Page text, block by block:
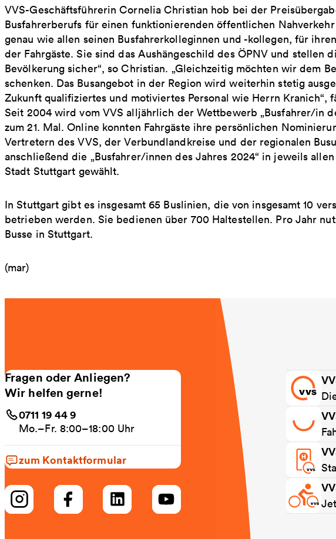
VVS-Geschäftsführerin Cornelia Christian hob bei der
Busfahrerberufs für einen funktionierenden öffentlichen
genau wie allen seinen Busfahrerkolleginnen und -kollegen, für
der Fahrgäste. Sie sind das Aushängeschild des ÖPNV und stellen
Bevölkerung sicher“, so Christian. „Gleichzeitig möchten wir dem
schenken. Das Busangebot in der Region wird weiterhin stetig
Zukunft qualifiziertes und motiviertes Personal wie Herrn Kranich“,
Seit 2004 wird vom VVS alljährlich der Wettbewerb „Busfahrer/in
zum 21. Mal. Online konnten Fahrgäste ihre persönlichen
Vertretern des VVS, der Verbundlandkreise und der regionalen
anschließend die „Busfahrer/innen des Jahres 2024“ in jeweils
Stadt Stuttgart gewählt.
In Stuttgart gibt es insgesamt 65 Buslinien, die von insgesamt 10
betrieben werden. Sie bedienen über 700 Haltestellen. Pro Jahr
Busse in Stuttgart.
(mar)
Fragen oder Anliegen?
Wir helfen gerne!
0711 19 44 9
Mo.–Fr. 8:00–18:00 Uhr
zum Kontaktformular